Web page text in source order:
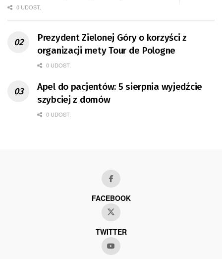
0 UDOST.
Prezydent Zielonej Góry o korzyści z
organizacji mety Tour de Pologne
0 UDOST.
Apel do pacjentów: 5 sierpnia wyjedźcie
szybciej z domów
0 UDOST.
FACEBOOK
TWITTER